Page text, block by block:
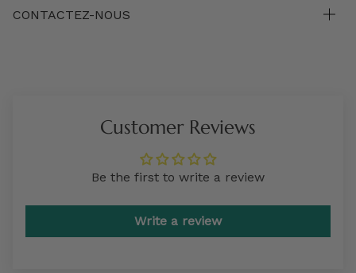
CONTACTEZ-NOUS
Customer Reviews
Be the first to write a review
Write a review